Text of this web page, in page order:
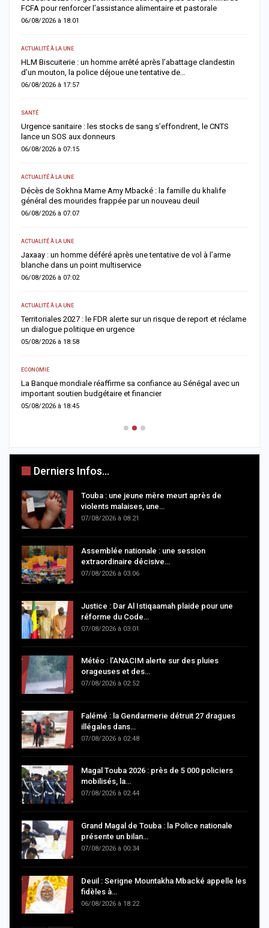
FCFA pour renforcer l’assistance alimentaire et pastorale
06/08/2026 à 18:01
ACTUALITÉ À LA UNE
HLM Biscuiterie : un homme arrêté après l’abattage clandestin
d’un mouton, la police déjoue une tentative de…
06/08/2026 à 17:57
SANTÉ
Urgence sanitaire : les stocks de sang s’effondrent, le CNTS
lance un SOS aux donneurs
06/08/2026 à 07:15
ACTUALITÉ À LA UNE
Décès de Sokhna Mame Amy Mbacké : la famille du khalife
général des mourides frappée par un nouveau deuil
06/08/2026 à 07:07
ACTUALITÉ À LA UNE
Jaxaay : un homme déféré après une tentative de vol à l’arme
blanche dans un point multiservice
06/08/2026 à 07:02
ACTUALITÉ À LA UNE
Territoriales 2027 : le FDR alerte sur un risque de report et réclame
un dialogue politique en urgence
05/08/2026 à 18:58
ECONOMIE
La Banque mondiale réaffirme sa confiance au Sénégal avec un
important soutien budgétaire et financier
05/08/2026 à 18:45
Derniers Infos...
Touba : une jeune mère meurt après de
violents malaises, une…
07/08/2026 à 08:21
Assemblée nationale : une session
extraordinaire décisive…
07/08/2026 à 03:06
Justice : Dar Al Istiqaamah plaide pour une
réforme du Code…
07/08/2026 à 03:01
Météo : l’ANACIM alerte sur des pluies
orageuses et des…
07/08/2026 à 02:52
Falémé : la Gendarmerie détruit 27 dragues
illégales dans…
07/08/2026 à 02:48
Magal Touba 2026 : près de 5 000 policiers
mobilisés, la…
07/08/2026 à 02:44
Grand Magal de Touba : la Police nationale
présente un bilan…
07/08/2026 à 00:34
Deuil : Serigne Mountakha Mbacké appelle les
fidèles à…
06/08/2026 à 18:22